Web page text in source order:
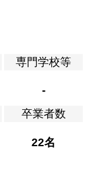
専門学校等
-
卒業者数
22名